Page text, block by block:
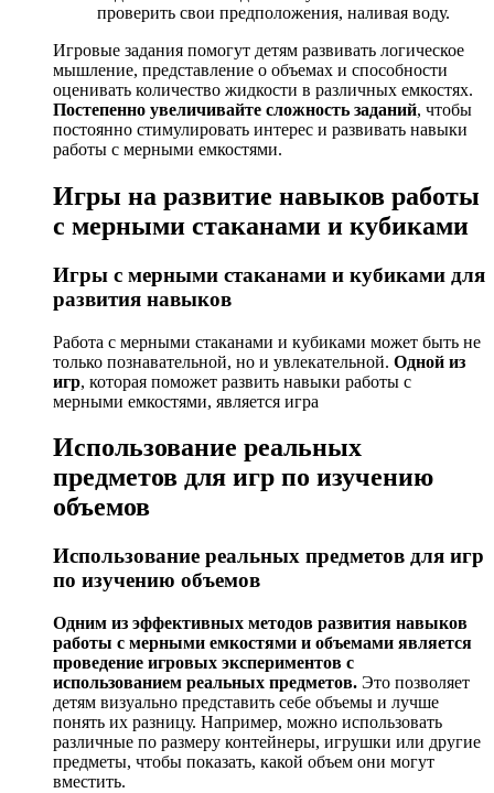
проверить свои предположения, наливая воду.
Игровые задания помогут детям развивать логическое
мышление, представление о объемах и способности
оценивать количество жидкости в различных емкостях.
Постепенно увеличивайте сложность заданий, чтобы
постоянно стимулировать интерес и развивать навыки
работы с мерными емкостями.
Игры на развитие навыков работы
с мерными стаканами и кубиками
Игры с мерными стаканами и кубиками для
развития навыков
Работа с мерными стаканами и кубиками может быть не
только познавательной, но и увлекательной. Одной из
игр, которая поможет развить навыки работы с
мерными емкостями, является игра
Использование реальных
предметов для игр по изучению
объемов
Использование реальных предметов для игр
по изучению объемов
Одним из эффективных методов развития навыков
работы с мерными емкостями и объемами является
проведение игровых экспериментов с
использованием реальных предметов. Это позволяет
детям визуально представить себе объемы и лучше
понять их разницу. Например, можно использовать
различные по размеру контейнеры, игрушки или другие
предметы, чтобы показать, какой объем они могут
вместить.